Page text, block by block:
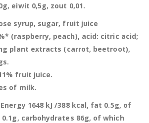
eiwit 0,5g, zout 0,01.
syrup, sugar, fruit juice
(raspberry, peach), acid: citric acid;
plant extracts (carrot, beetroot),
fruit juice.
of milk.
1648 kJ /388 kcal, fat 0.5g, of
carbohydrates 86g, of which